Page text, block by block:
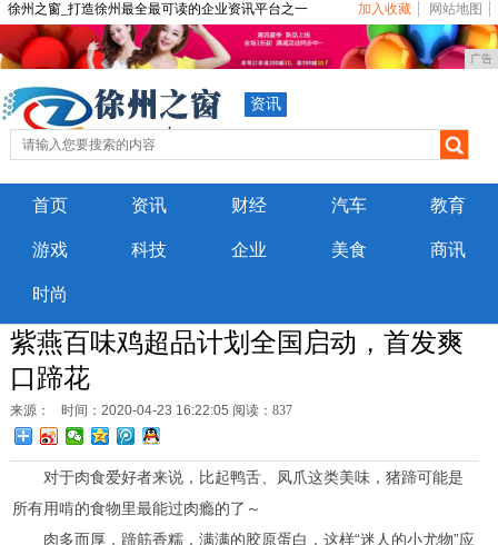
徐州之窗_打造徐州最全最可读的企业资讯平台之一 加入收藏 网站地图
广告
资讯
首页 资讯 财经 汽车 教育
游戏 科技 企业 美食 商讯
时尚
紫燕百味鸡超品计划全国启动，首发爽
口蹄花
来源： 时间：2020-04-23 16:22:05 阅读：837
对于肉食爱好者来说，比起鸭舌、凤爪这类美味，猪蹄可能是
所有用啃的食物里最能过肉瘾的了～
肉多而厚，蹄筋香糯，满满的胶原蛋白，这样“迷人的小尤物”应